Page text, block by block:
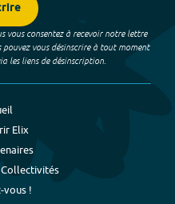
vous consentez à recevoir notre lettre
vous désinscrire à tout moment
les liens de désinscription.
Elix
vous !